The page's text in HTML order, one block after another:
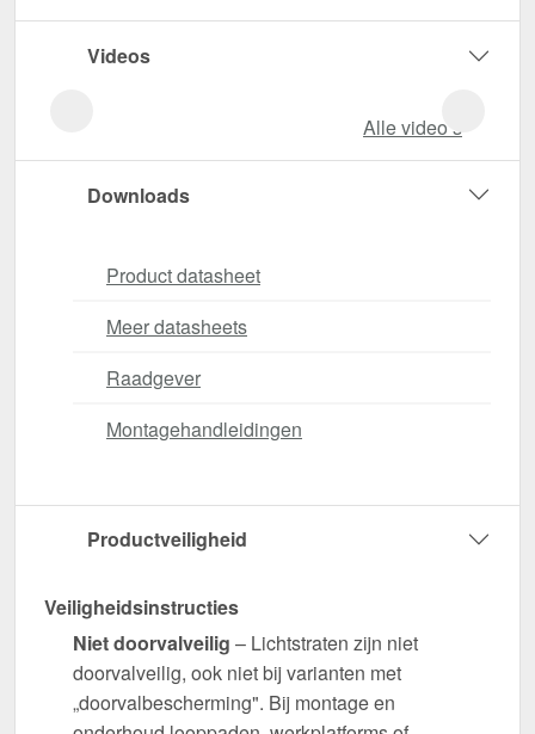
Videos
Alle video‘s
Downloads
Product datasheet
Meer datasheets
Raadgever
Montagehandleidingen
Productveiligheid
Veiligheidsinstructies
Niet doorvalveilig – Lichtstraten zijn niet
doorvalveilig, ook niet bij varianten met
„doorvalbescherming". Bij montage en